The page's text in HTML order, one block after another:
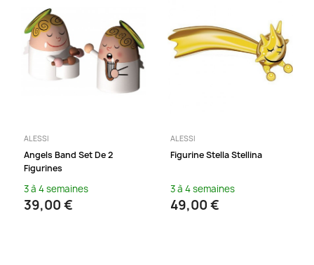
ALESSI
Angels Band Set De 2
Figurines
3 à 4 semaines
39,00 €
ALESSI
Figurine Stella Stellina
3 à 4 semaines
49,00 €